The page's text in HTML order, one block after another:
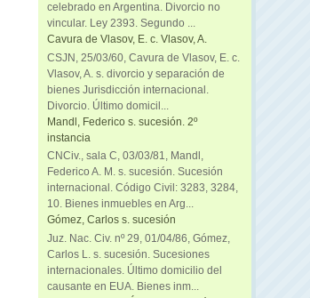
celebrado en Argentina. Divorcio no
vincular. Ley 2393. Segundo ...
Cavura de Vlasov, E. c. Vlasov, A.
CSJN, 25/03/60, Cavura de Vlasov, E. c.
Vlasov, A. s. divorcio y separación de
bienes Jurisdicción internacional.
Divorcio. Último domicil...
Mandl, Federico s. sucesión. 2º
instancia
CNCiv., sala C, 03/03/81, Mandl,
Federico A. M. s. sucesión. Sucesión
internacional. Código Civil: 3283, 3284,
10. Bienes inmuebles en Arg...
Gómez, Carlos s. sucesión
Juz. Nac. Civ. nº 29, 01/04/86, Gómez,
Carlos L. s. sucesión. Sucesiones
internacionales. Último domicilio del
causante en EUA. Bienes inm...